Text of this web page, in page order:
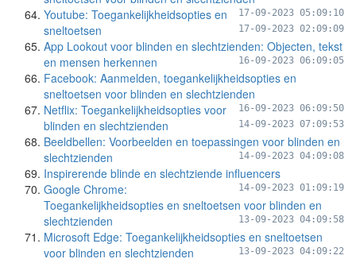
17-09-2023 05:09:10
Youtube: Toegankelijkheidsopties en
sneltoetsen
17-09-2023 02:09:09
App Lookout voor blinden en slechtzienden: Objecten, tekst
en mensen herkennen
16-09-2023 06:09:05
Facebook: Aanmelden, toegankelijkheidsopties en
sneltoetsen voor blinden en slechtzienden
16-09-2023 06:09:50
Netflix: Toegankelijkheidsopties voor
blinden en slechtzienden
14-09-2023 07:09:53
Beeldbellen: Voorbeelden en toepassingen voor blinden en
slechtzienden
14-09-2023 04:09:08
Inspirerende blinde en slechtziende influencers
14-09-2023 01:09:19
Google Chrome:
Toegankelijkheidsopties en sneltoetsen voor blinden en
slechtzienden
13-09-2023 04:09:58
Microsoft Edge: Toegankelijkheidsopties en sneltoetsen
voor blinden en slechtzienden
13-09-2023 04:09:22